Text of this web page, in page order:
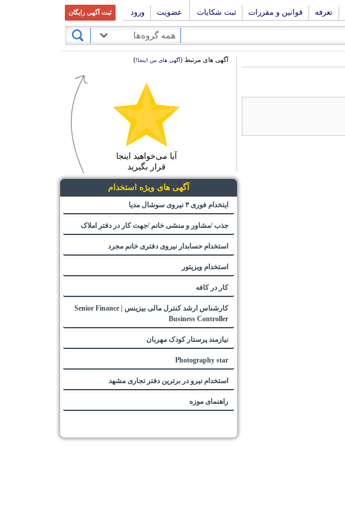
تعرفه قوانین و مقررات ثبت شکایات عضویت ورود ثبت آگهی رایگان
همه گروه‌ها
آگهی های مرتبط (آگهی های من اینجا!)
آیا می‌خواهید اینجا
قرار بگیرید
آگهی های ویژه استخدام
ایتخدام فوری ۳ نیروی سوشال مدیا
جذب /مشاور و منشی خانم /جهت کار در دفتر املاک
استخدام حسابدار نیروی دفتری خانم مجرد
استخدام ویزیتور
کار در کافه
کارشناس ارشد کنترل مالی بیزینس | Senior Finance
Business Controller
نیازمند پرستار کودک مهربان
Photography star
استخدام نیرو در برترین دفتر تجاری مشهد
راهنمای موزه